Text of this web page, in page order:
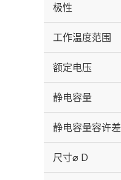
极性
工作温度范围
额定电压
静电容量
静电容量容许差
尺寸⌀ D